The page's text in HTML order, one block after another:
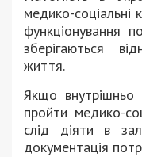
медико-соціальні
функціонування
зберігаються
життя.
Якщо внутрішньо
пройти медико-
слід діяти в
документація